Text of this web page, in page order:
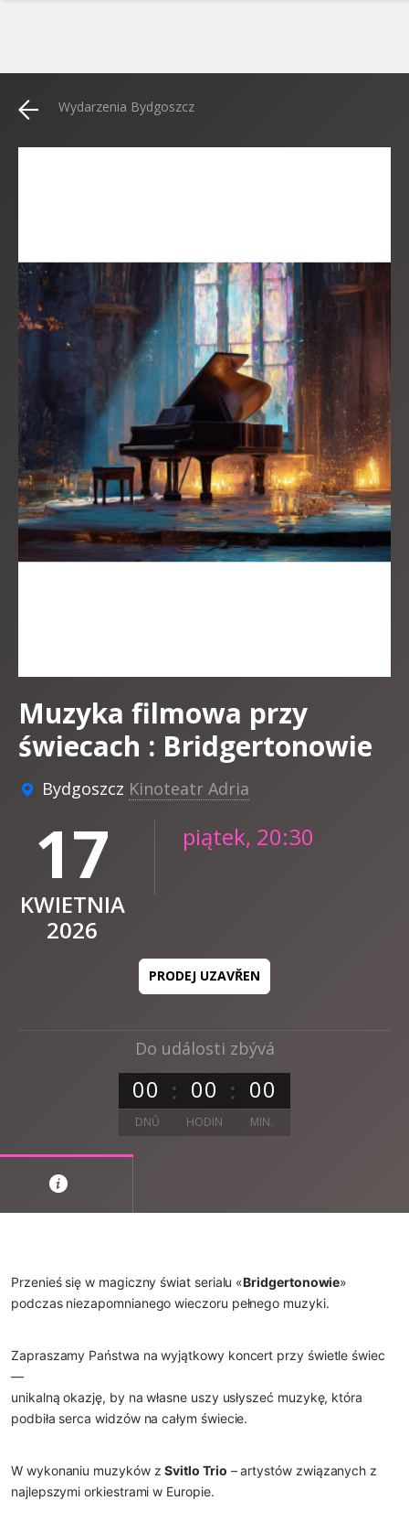
Wydarzenia Bydgoszcz
Do události zbývá
00 00 00
DNŮ HODIN MIN.
Muzyka filmowa przy
świecach : Bridgertonowie
Bydgoszcz Kinoteatr Adria
17
KWIETNIA
2026
piątek, 20:30
PRODEJ UZAVŘEN
Przenieś się w magiczny świat serialu «Bridgertonowie»
podczas niezapomnianego wieczoru pełnego muzyki.
Zapraszamy Państwa na wyjątkowy koncert przy świetle świec
—
unikalną okazję, by na własne uszy usłyszeć muzykę, która
podbiła serca widzów na całym świecie.
W wykonaniu muzyków zSvitlo Trio – artystów związanych z
najlepszymi orkiestrami w Europie.